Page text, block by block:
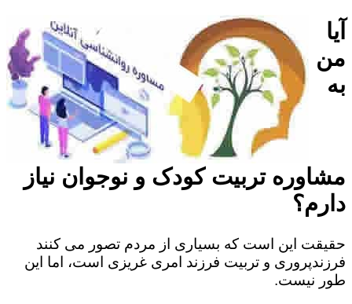
آیا
من
به
مشاوره تربیت کودک و نوجوان نیاز
دارم؟
حقیقت این است که بسیاری از مردم تصور می کنند
فرزندپروری و تربیت فرزند امری غریزی است، اما این
طور نیست.